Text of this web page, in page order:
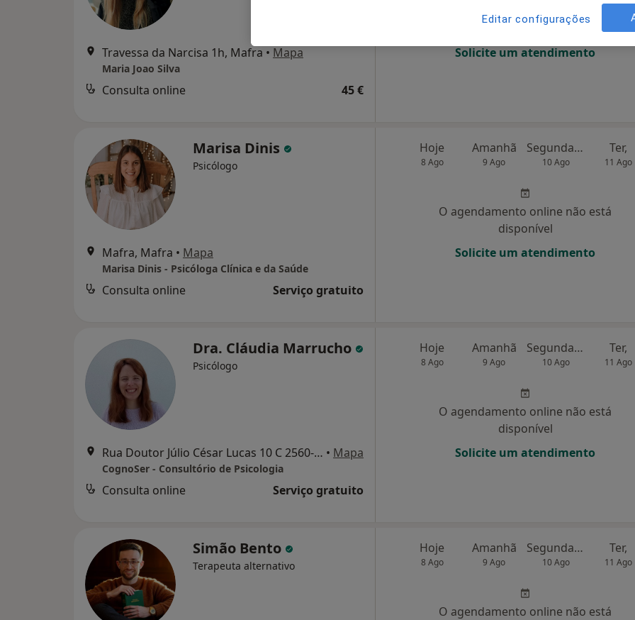
Travessa da Narcisa 1h, Mafra • Mapa
Maria Joao Silva
Consulta online 45 €
O agendamento online não está
disponível
Solicite um atendimento
Marisa Dinis
Psicólogo
Mafra, Mafra • Mapa
Marisa Dinis - Psicóloga Clínica e da Saúde
Consulta online Serviço gratuito
Hoje
8 Ago
Amanhã
9 Ago
Segunda-feira
10 Ago
Ter,
11 Ago
O agendamento online não está
disponível
Solicite um atendimento
Dra. Cláudia Marrucho
Psicólogo
Rua Doutor Júlio César Lucas 10 C 2560-333 Torres Vedras , Torres Vedras • Mapa
CognoSer - Consultório de Psicologia
Consulta online Serviço gratuito
Hoje
8 Ago
Amanhã
9 Ago
Segunda-feira
10 Ago
Ter,
11 Ago
O agendamento online não está
disponível
Solicite um atendimento
Simão Bento
Terapeuta alternativo
Hoje
8 Ago
Amanhã
9 Ago
Segunda-feira
10 Ago
Ter,
11 Ago
O agendamento online não está
Editar configurações